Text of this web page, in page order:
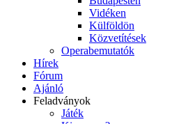
Vidéken
Külföldön
Közvetítések
Operabemutatók
Hírek
Fórum
Ajánló
Feladványok
Játék